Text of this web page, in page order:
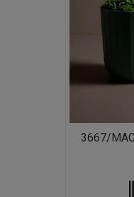
3667/